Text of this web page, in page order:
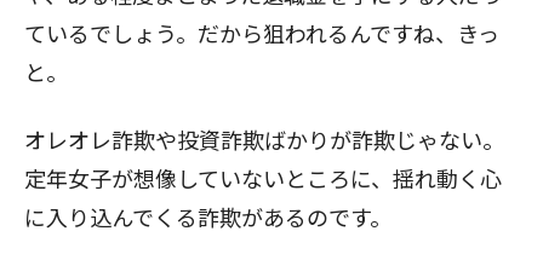
ているでしょう。だから狙われるんですね、きっ
と。
オレオレ詐欺や投資詐欺ばかりが詐欺じゃない。
定年女子が想像していないところに、揺れ動く心
に入り込んでくる詐欺があるのです。